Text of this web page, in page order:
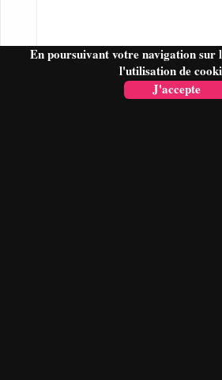
En poursuivant votre navigation sur
l'utilisation de
J'accepte